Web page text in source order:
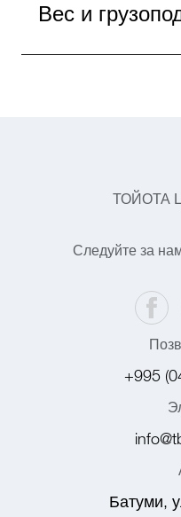
Вес и
ТОЙОТА
Следуйте за
+995
Батуми,